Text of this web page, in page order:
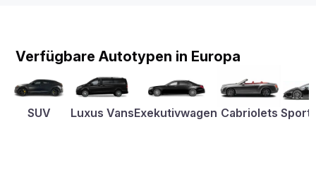
Verfügbare Autotypen in Europa
SUV Luxus VansExekutivwagen Cabriolets